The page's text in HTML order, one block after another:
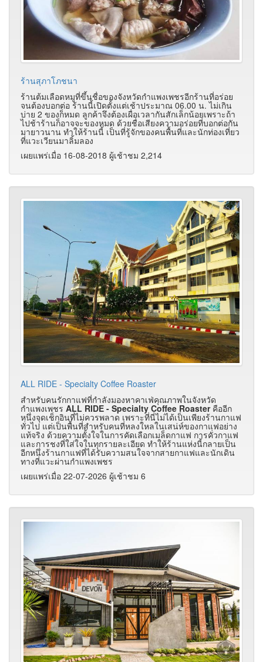
ร้านสุภาโภชนา
ร้านต้มเลือดหมูที่ขึ้นชื่อของจังหวัดกำแพงเพชรอีกร้านที่อร่อย
จนต้องบอกต่อ ร้านนี้เปิดตั้งแต่เช้าประมาณ 06.00 น. ไม่เกิน
บ่าย 2 ของก็หมด ลูกค้าจึงต้องเผื่อเวลากันสักเล็กน้อยเพราะถ้า
ไปช้าร้านก็อาจจะของหมด ด้วยชื่อเสียงความอร่อยที่บอกต่อกัน
มายาวนาน ทำให้ร้านนี้ เป็นที่รู้จักของคนพื้นที่และนักท่องเที่ยว
ที่แวะเวียนมาลิ้มลอง
เผยแพร่เมื่อ 16-08-2018 ผู้เช้าชม 2,214
ALL RIDE - Specialty Coffee Roaster
สำหรับคนรักกาแฟที่กำลังมองหาคาเฟ่คุณภาพในจังหวัด
กำแพงเพชร ALL RIDE - Specialty Coffee Roasterคืออีก
หนึ่งจุดเช็กอินที่ไม่ควรพลาด เพราะที่นี่ไม่ได้เป็นเพียงร้านกาแฟ
ทั่วไป แต่เป็นพื้นที่สำหรับคนที่หลงใหลในเสน่ห์ของกาแฟอย่าง
แท้จริง ด้วยความตั้งใจในการคัดเลือกเมล็ดกาแฟ การคั่วกาแฟ
และการชงที่ใส่ใจในทุกรายละเอียด ทำให้ร้านแห่งนี้กลายเป็น
อีกหนึ่งร้านกาแฟที่ได้รับความสนใจจากสายกาแฟและนักเดิน
ทางที่แวะผ่านกำแพงเพชร
เผยแพร่เมื่อ 22-07-2026 ผู้เช้าชม 6